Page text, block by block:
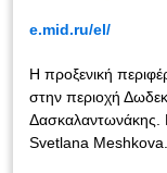
e.mid.ru/el/
Η προξενική
στην περιοχή
Δασκαλαντωνάκης.
Svetlana Meshkova.